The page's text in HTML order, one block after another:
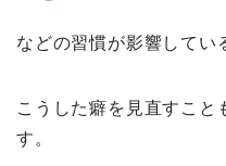
などの習慣が影響してい
こうした癖を見直すこと
す。